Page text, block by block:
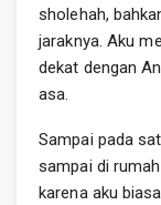
sholehah,
jaraknya. Aku
dekat dengan
asa.
Sampai pada
sampai di
karena aku